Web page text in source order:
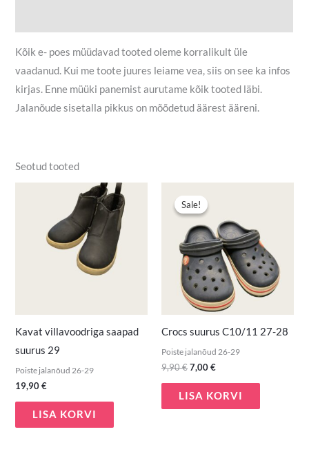
Kõik e- poes müüdavad tooted oleme korralikult üle
vaadanud. Kui me toote juures leiame vea, siis on see ka infos
kirjas. Enne müüki panemist aurutame kõik tooted läbi.
Jalanõude sisetalla pikkus on mõõdetud äärest ääreni.
Seotud tooted
Kavat villavoodriga saapad
suurus 29
Poiste jalanõud 26-29
19,90€
LISA KORVI
Sale!
Sale!
Crocs suurus C10/11 27-28
Poiste jalanõud 26-29
9,90€
hind
oli:
9,90 €.
7,00€
7,00 €.
LISA KORVI